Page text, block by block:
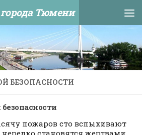
Тюмени
БЕЗОПАСНОСТИ
пожаров сто вспыхивают